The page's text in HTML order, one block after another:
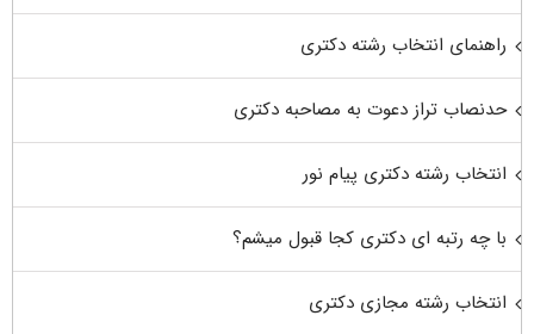
راهنمای انتخاب رشته دکتری
حدنصاب تراز دعوت به مصاحبه دکتری
انتخاب رشته دکتری پیام نور
با چه رتبه ای دکتری کجا قبول میشم؟
انتخاب رشته مجازی دکتری